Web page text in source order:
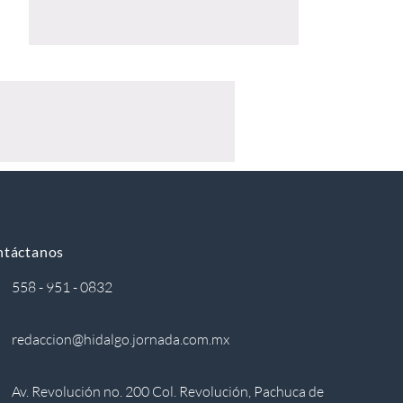
558 - 951 - 0832
redaccion@hidalgo.jornada.com.mx
Av. Revolución no. 200 Col. Revolución, Pachuca de